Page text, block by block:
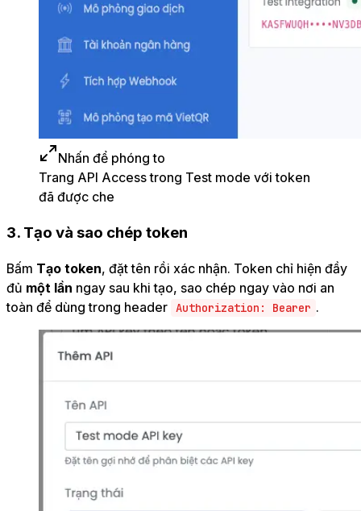
Nhấn để phóng to
Trang API Access trong Test mode với token
đã được che
3. Tạo và sao chép token
Bấm Tạo token, đặt tên rồi xác nhận. Token chỉ hiện đầy
đủ một lần ngay sau khi tạo, sao chép ngay vào nơi an
toàn để dùng trong header Authorization: Bearer .